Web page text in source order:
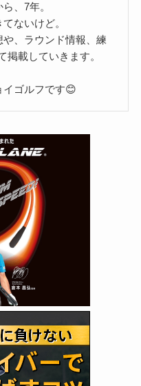
、7年。
ないけど。
、ラウンド情報、練
掲載していきます。
イゴルフです😊